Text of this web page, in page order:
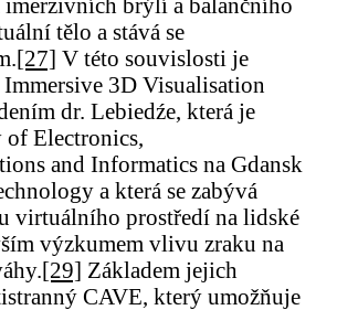
brýlí a balančního
tělo a stává se
[27] V této souvislosti je
3D Visualisation
dr. Lebiedźe, která je
of Electronics,
and Informatics na Gdansk
a která se zabývá
virtuálního prostředí na lidské
výzkumem vlivu zraku na
[29] Základem jejich
CAVE, který umožňuje